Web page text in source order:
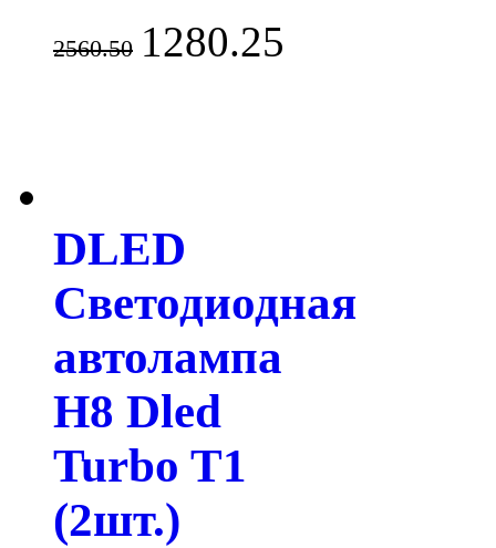
2560.50 1280.25
DLED
Светодиодная
автолампа
H8 Dled
Turbo T1
(2шт.)